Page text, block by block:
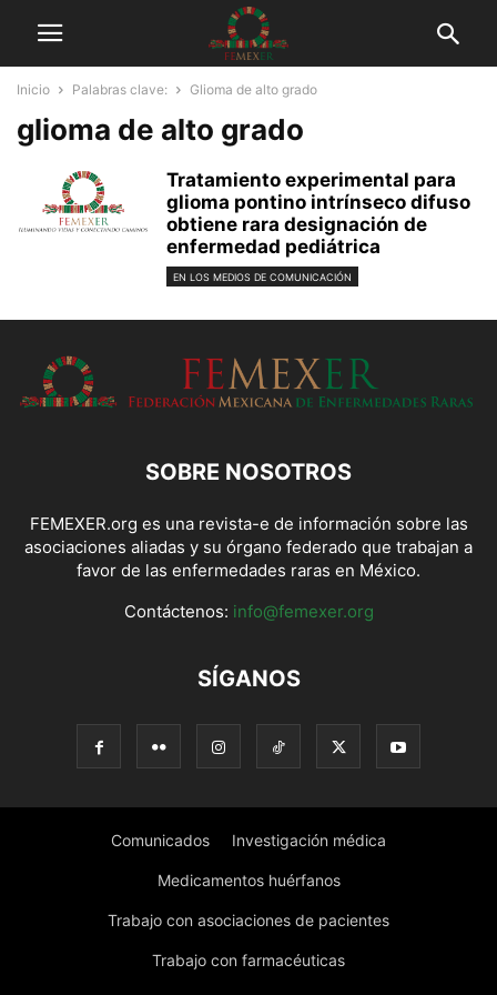
Inicio Palabras clave: Glioma de alto grado
glioma de alto grado
Tratamiento experimental para
glioma pontino intrínseco difuso
obtiene rara designación de
enfermedad pediátrica
EN LOS MEDIOS DE COMUNICACIÓN
SOBRE NOSOTROS
FEMEXER.org es una revista-e de información sobre las
asociaciones aliadas y su órgano federado que trabajan a
favor de las enfermedades raras en México.
Contáctenos: info@femexer.org
SÍGANOS
Comunicados Investigación médica
Medicamentos huérfanos
Trabajo con asociaciones de pacientes
Trabajo con farmacéuticas